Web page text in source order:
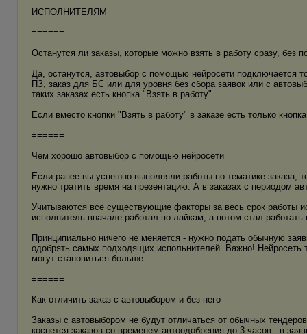
ИСПОЛНИТЕЛЯМ
======
Останутся ли заказы, которые можно взять в работу сразу, без
Да, останутся, автовыбор с помощью нейросети подключается
ПЗ, заказ для БС или для уровня без сбора заявок или с
таких заказах есть кнопка "Взять в работу".
Если вместо кнопки "Взять в работу" в заказе есть только
======
Чем хорошо автовыбор с помощью нейросети
Если ранее вы успешно выполняли работы по тематике заказа,
нужно тратить время на презентацию. А в заказах с периодом
Учитываются все существующие факторы за весь срок работы
исполнитель вначале работал по лайкам, а потом стал
Принципиально ничего не меняется - нужно подать обычную
одобрять самых подходящих испольнителей. Важно! Нейросеть
могут становиться больше.
======
Как отличить заказ с автовыбором и без него
Заказы с автовыбором не будут отличаться от обычных
коснется заказов со временем автоодобрения до 3 часов - в